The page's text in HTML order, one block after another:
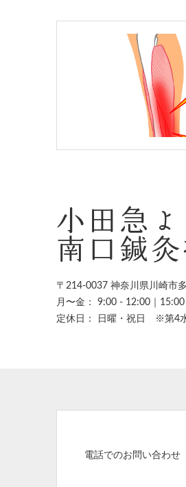
小田急
南口鍼
〒214-0037 神奈川県川崎市
月〜金： 9:00 - 12:00｜
定休日： 日曜・祝日 ※第4
電話でのお問い合わせ